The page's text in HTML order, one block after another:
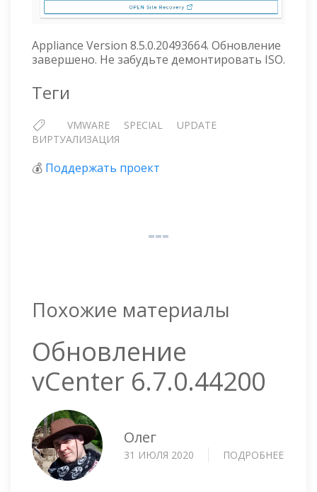
Appliance Version 8.5.0.20493664. Обновление
завершено. Не забудьте демонтировать ISO.
Теги
VMWARE SPECIAL
UPDATE
ВИРТУАЛИЗАЦИЯ
💰 Поддержать проект
Похожие материалы
Обновление
vCenter 6.7.0.44200
Олег
31 ИЮЛЯ 2020 ПОДРОБНЕЕ